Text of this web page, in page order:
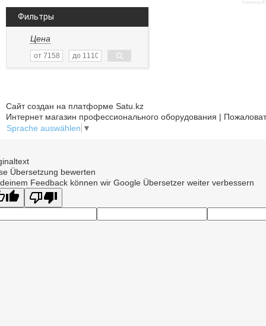
Фильтры
Цена
Сайт создан на платформе Satu.kz
Интернет магазин профессионального оборудования |
Sprache auswählen ▼
Übersetzung bewerten
Feedback können wir Google Übersetzer weiter verbessern